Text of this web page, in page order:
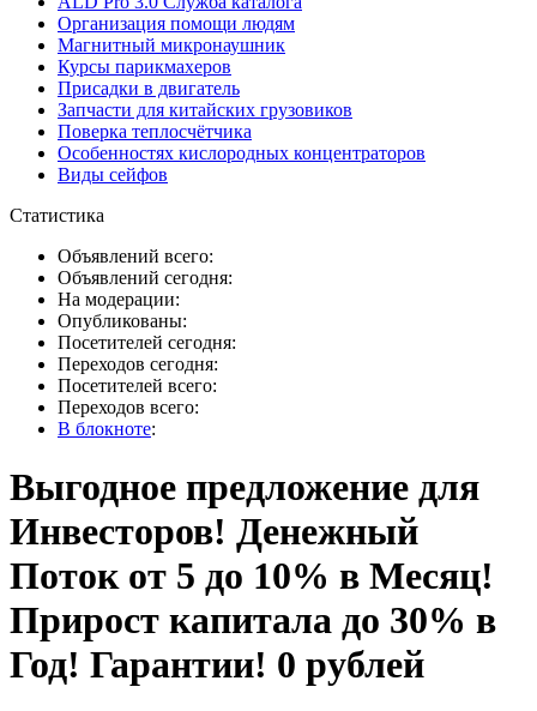
Организация помощи людям
Магнитный микронаушник
Курсы парикмахеров
Присадки в двигатель
Запчасти для китайских грузовиков
Поверка теплосчётчика
Особенностях кислородных концентраторов
Виды сейфов
Статистика
Объявлений всего:
Объявлений сегодня:
На модерации:
Опубликованы:
Посетителей сегодня:
Переходов сегодня:
Посетителей всего:
Переходов всего:
В блокноте:
Выгодное предложение для
Инвесторов! Денежный
Поток от 5 до 10% в Месяц!
Прирост капитала до 30% в
Год! Гарантии! 0 рублей